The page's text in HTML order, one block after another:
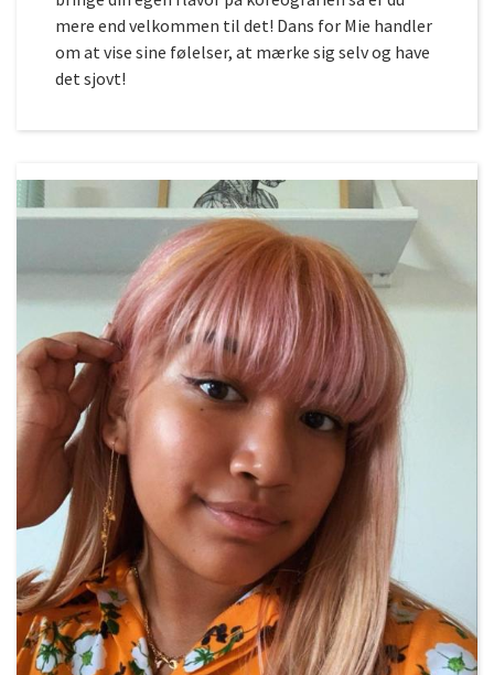
mere end velkommen til det! Dans for Mie handler
om at vise sine følelser, at mærke sig selv og have
det sjovt!